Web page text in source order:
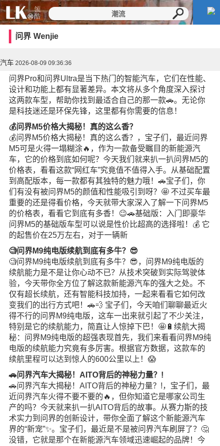
问界 Wenjie
汽车 2026-08-09 09:36:36
问界Pro和问界Ultra是当下热门的智能汽车，它们在性能、
设计和功能上都有显著差异。本文将从多个角度深入探讨
这两款车型，帮助你找到最适合自己的那一款🚗。无论你
是科技迷还是环保先锋，这里都有你需要的信息！
💰问界M5价格大揭秘！真的这么香？
💰问界M5价格大揭秘！真的这么香？，宝子们，最近问界
M5可是火得一塌糊涂🔥，作为一款备受瞩目的新能源汽
车，它的价格到底如何呢？今天我们就来扒一扒问界M5的
价格表，看看这款“网红车”究竟值不值得入手。从基础配置
到高配版本，每一款都有其独特的魅力哦！🚗宝子们，你
们有没有被问界M5的颜值和性能吸引到呀？🤩 不过买车最
重要的还是得看价格，今天就带大家深入了解一下问界M5
的价格表，看看它到底有多香！😉🚗基础版：入门即豪华
问界M5的基础版车型可以说是性价比超高的选择啦！💰 它
的起售价在25万左右，对于一辆新
🧐问界M9纯电版续航到底有多牛？😎
🧐问界M9纯电版续航到底有多牛？😎，问界M9纯电版的
续航能力是不是让你心动不已？从技术突破到实际驾驶体
验，今天带你全方位了解这款新能源汽车的强大之处。不
仅有超长续航，还有智能科技加持，一起来看看它如何改
变我们的出行方式吧！🚗💨 宝子们，今天咱们聊聊最近火
得不行的问界M9纯电版，这车一出来就引起了不少关注，
特别是它的续航能力，简直让人惊掉下巴！🤩🔋续航大揭
秘：问界M9纯电版的超强表现首先，我们来看看问界M9纯
电版的续航能力究竟有多厉害。根据官方数据，这款车的
续航里程可以达到惊人的600公里以上！😱
🚗问界汽车大揭秘！AITO背后的神秘力量？!
🚗问界汽车大揭秘！AITO背后的神秘力量？!，宝子们，最
近问界汽车火得不要不要的🔥，但你知道它是哪家公司生
产的吗？今天就来扒一扒AITO背后的故事。从赛力斯的技
术实力到问界的创新设计，带你全面了解这个新能源汽车
界的“新宠”✨。宝子们，最近是不是被问界汽车刷屏了？🤔
没错，它就是那个在新能源汽车领域迅速崛起的品牌！今